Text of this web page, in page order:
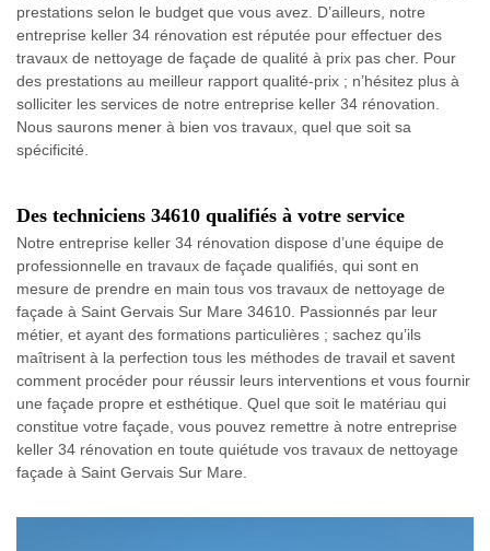
prestations selon le budget que vous avez. D’ailleurs, notre
entreprise keller 34 rénovation est réputée pour effectuer des
travaux de nettoyage de façade de qualité à prix pas cher. Pour
des prestations au meilleur rapport qualité-prix ; n’hésitez plus à
solliciter les services de notre entreprise keller 34 rénovation.
Nous saurons mener à bien vos travaux, quel que soit sa
spécificité.
Des techniciens 34610 qualifiés à votre service
Notre entreprise keller 34 rénovation dispose d’une équipe de
professionnelle en travaux de façade qualifiés, qui sont en
mesure de prendre en main tous vos travaux de nettoyage de
façade à Saint Gervais Sur Mare 34610. Passionnés par leur
métier, et ayant des formations particulières ; sachez qu’ils
maîtrisent à la perfection tous les méthodes de travail et savent
comment procéder pour réussir leurs interventions et vous fournir
une façade propre et esthétique. Quel que soit le matériau qui
constitue votre façade, vous pouvez remettre à notre entreprise
keller 34 rénovation en toute quiétude vos travaux de nettoyage
façade à Saint Gervais Sur Mare.